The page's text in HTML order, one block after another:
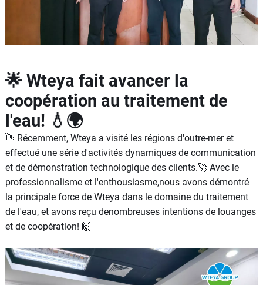
🌟 Wteya fait avancer la
coopération au traitement de
l'eau! 💧🌍
👋 Récemment, Wteya a visité les régions d'outre-mer et
effectué une série d'activités dynamiques de communication
et de démonstration technologique des clients.🚀 Avec le
professionnalisme et l'enthousiasme,nous avons démontré
la principale force de Wteya dans le domaine du traitement
de l'eau, et avons reçu denombreuses intentions de louanges
et de coopération! 🙌